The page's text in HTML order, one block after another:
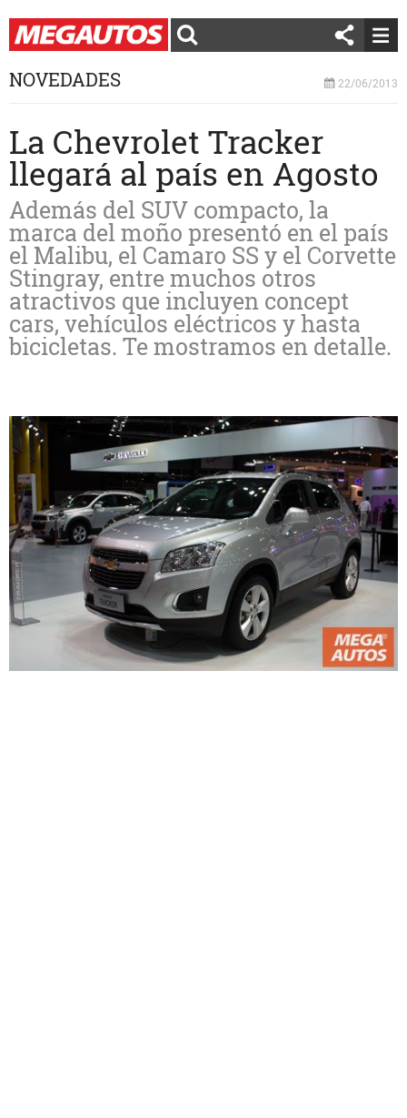
NOVEDADES 22/06/2013
La Chevrolet Tracker
llegará al país en Agosto
Además del SUV compacto, la
marca del moño presentó en el país
el Malibu, el Camaro SS y el Corvette
Stingray, entre muchos otros
atractivos que incluyen concept
cars, vehículos eléctricos y hasta
bicicletas. Te mostramos en detalle.